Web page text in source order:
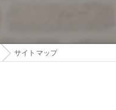
サイトマップ